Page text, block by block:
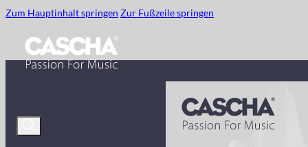
Zum Hauptinhalt springen Zur Fußzeile springen